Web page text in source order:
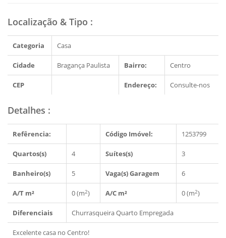
Localização & Tipo :
Categoria Casa
Cidade Bragança Paulista Bairro: Centro
CEP Endereço: Consulte-nos
Detalhes :
Refêrencia: Código Imóvel: 1253799
Quartos(s) 4 Suítes(s) 3
Banheiro(s) 5 Vaga(s) Garagem 6
A/T m² 0 (m2) A/C m² 0 (m2)
Diferenciais ChurrasqueiraQuarto Empregada
Excelente casa no Centro!